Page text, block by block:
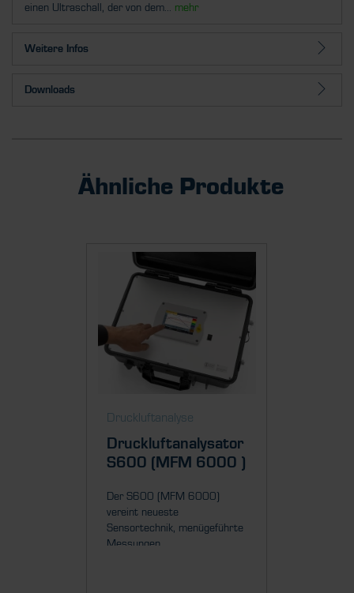
einen Ultraschall, der von dem... mehr
Weitere Infos
Downloads
Ähnliche Produkte
Druckluftanalyse
Druckluftanalysator
S600 (MFM 6000 )
Der S600 (MFM 6000)
vereint neueste
Sensortechnik, menügeführte
Messungen...